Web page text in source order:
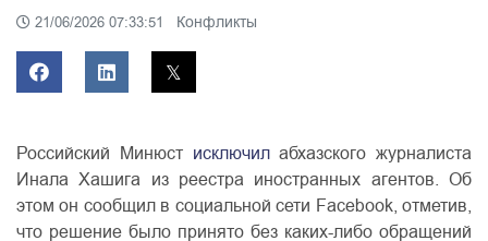
21/06/2026 07:33:51 Конфликты
Российский Минюст исключилабхазского журналиста
Инала Хашига из реестра иностранных агентов. Об
этом он сообщил в социальной сети Facebook, отметив,
что решение было принято без каких-либо обращений